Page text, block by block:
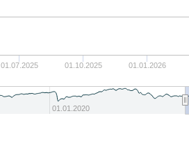
01.07.2025 01.10.2025 01.01.2026
01.01.2020